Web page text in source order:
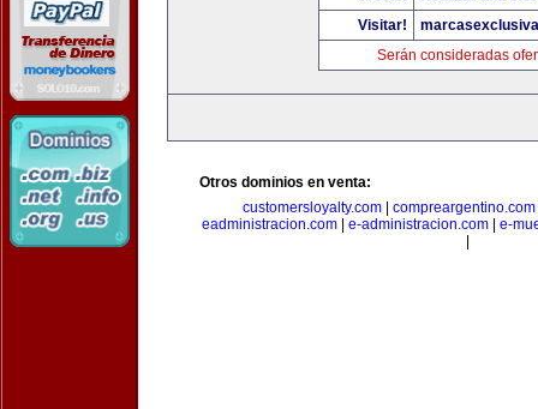
Visitar!
Serán consideradas
Otros dominios en venta:
customersloyalty.com| compreargentino.com
eadministracion.com| e-administracion.com| e-